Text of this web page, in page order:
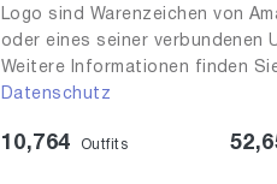
Logo sind Warenzeichen von
oder eines seiner verbundenen
Weitere Informationen finden
Datenschutz
10,764 Outfits